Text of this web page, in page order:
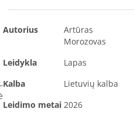
Autorius
Artūras
Morozovas
Leidykla
Lapas
Kalba
Lietuvių kalba
Leidimo metai 2026